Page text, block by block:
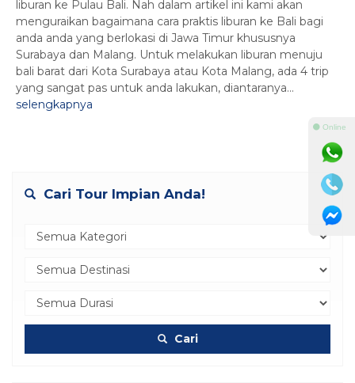
liburan ke Pulau Bali. Nah dalam artikel ini kami akan
menguraikan bagaimana cara praktis liburan ke Bali bagi
anda anda yang berlokasi di Jawa Timur khususnya
Surabaya dan Malang. Untuk melakukan liburan menuju
bali barat dari Kota Surabaya atau Kota Malang, ada 4 trip
yang sangat pas untuk anda lakukan, diantaranya...
selengkapnya
Cari Tour Impian Anda!
Cari
⚫ Online